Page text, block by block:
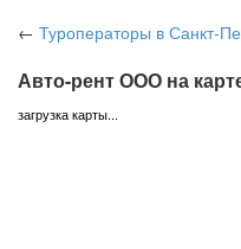
← Туроператоры в Санкт-
Авто-рент ООО на
загрузка карты...